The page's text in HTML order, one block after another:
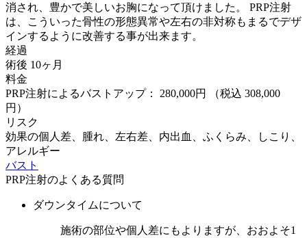
消され、豊かで美しいお胸になって頂けました。 PRP注射
は、こういった骨性の形態異常や左右の非対称もまるでデザ
インするように改善する事が出来ます。
経過
術後 10ヶ月
料金
PRP注射によるバストアップ： 280,000円
（税込 308,000
円）
リスク
効果の個人差、腫れ、左右差、内出血、ふくらみ、しこり、
アレルギー
バスト
PRP注射のよくある質問
ダウンタイムについて
施術の部位や個人差にもよりますが、おおよそ1